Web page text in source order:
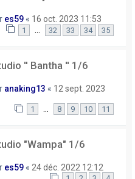
es59 « 16 oct. 2023 11:53
1 32 33 34 35
′′ Bantha ′′ 1/6
anaking13 « 12 sept. 2023
1 8 9 10 11
"Wampa" 1/6
es59 « 24 déc. 2022 12:12